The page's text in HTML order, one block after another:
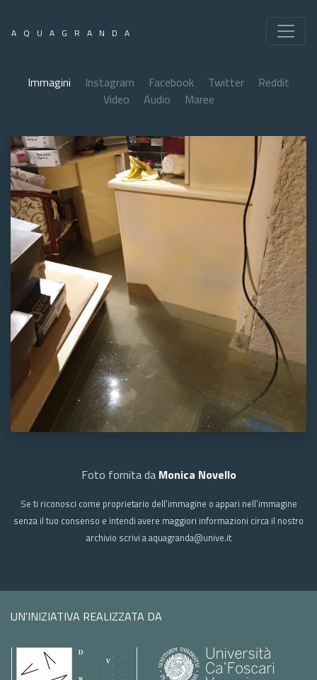
AQUAGRANDA
Immagini Instagram Facebook Twitter
Reddit
Video
Audio Maree
Foto fornita da Monica Novello
Se ti riconosci come proprietario dell’immagine o appari nell’immagine
senza il tuo consenso e intendi avere maggiori informazioni circa il nostro
archivio scrivi a aquagranda@unive.it
UN'INIZIATIVA REALIZZATA DA